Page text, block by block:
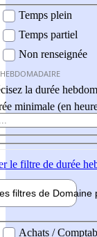
Temps plein
Temps partiel
Non renseignée
la durée
minimale (en
le filtre de durée
filtres de Domaine
professionel
Achats /